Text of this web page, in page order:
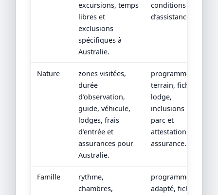
excursions, temps
libres et
exclusions
spécifiques à
Australie.
conditions
d’assistance.
Nature
zones visitées,
durée
d’observation,
guide, véhicule,
lodges, frais
d’entrée et
assurances pour
Australie.
programme
terrain, fiche
lodge,
inclusions
parc et
attestation
assurance.
Famille
rythme,
chambres,
programme
adapté, fiches